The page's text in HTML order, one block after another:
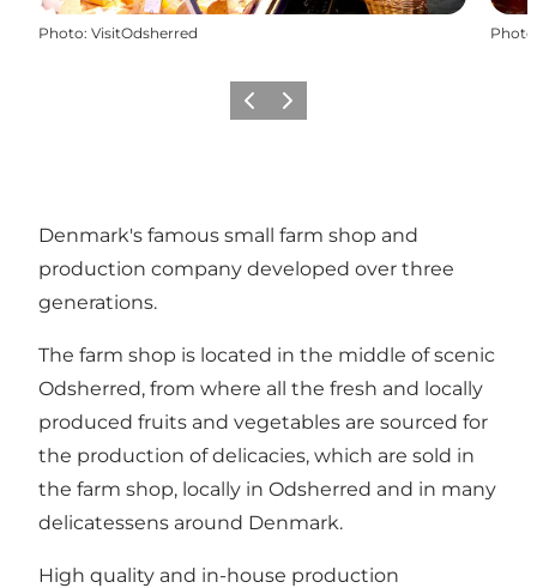
Photo: VisitOdsherred Photo
PrécédentSuivant
Denmark's famous small farm shop and
production company developed over three
generations.
The farm shop is located in the middle of scenic
Odsherred, from where all the fresh and locally
produced fruits and vegetables are sourced for
the production of delicacies, which are sold in
the farm shop, locally in Odsherred and in many
delicatessens around Denmark.
High quality and in-house production